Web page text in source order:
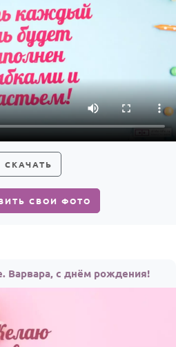
СКАЧАТЬ
СВОИ ФОТО
Варвара, с днём рождения!